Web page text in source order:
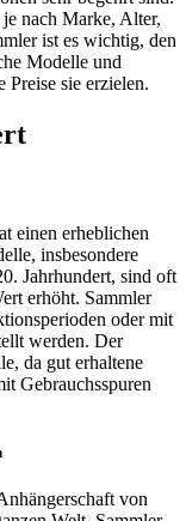
nach Marke, Alter,
ist es wichtig, den
Modelle und
Preise sie erzielen.
einen erheblichen
insbesondere
Jahrhundert, sind oft
erhöht. Sammler
oder mit
werden. Der
da gut erhaltene
Gebrauchsspuren
von